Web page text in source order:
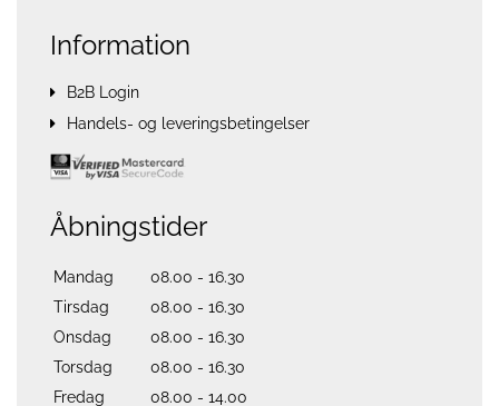
Information
B2B Login
Handels- og leveringsbetingelser
Åbningstider
Mandag
08.00 - 16.30
Tirsdag
08.00 - 16.30
Onsdag
08.00 - 16.30
Torsdag
08.00 - 16.30
Fredag
08.00 - 14.00